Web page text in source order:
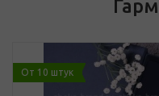
От 10 штук